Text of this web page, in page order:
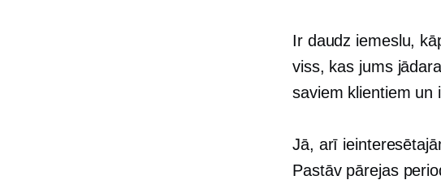
Ir daudz iemeslu,
viss, kas jums
saviem klientiem un
Jā, arī
Pastāv pārejas